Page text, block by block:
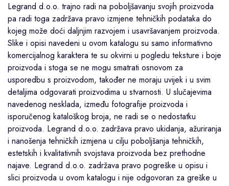
Legrand d.o.o. trajno radi na poboljšavanju svojih proizvoda
pa radi toga zadržava pravo izmjene tehničkih podataka do
kojeg može doći daljnjim razvojem i usavršavanjem proizvoda.
Slike i opisi navedeni u ovom katalogu su samo informativno
komercijalnog karaktera te su okvirni u pogledu teksture i boje
proizvoda i stoga se ne mogu smatrati osnovom za
usporedbu s proizvodom, također ne moraju uvijek i u svim
detaljima odgovarati proizvodima u stvarnosti. U slučajevima
navedenog nesklada, između fotografije proizvoda i
isporučenog kataloškog broja, ne radi se o nedostatku
proizvoda. Legrand d.o.o. zadržava pravo ukidanja, ažuriranja
i nanošenja tehničkih izmjena u cilju poboljšanja tehničkih,
estetskih i kvalitativnih svojstava proizvoda bez prethodne
najave. Legrand d.o.o. zadržava pravo pogreške u opisu i
slici proizvoda u ovom katalogu i nije odgovoran za greške u